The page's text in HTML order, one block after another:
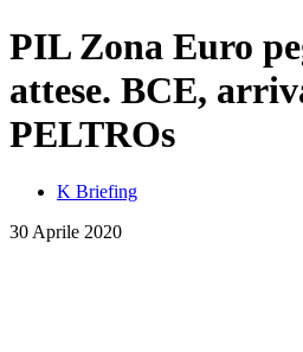
PIL Zona Euro
attese. BCE,
PELTROs
K Briefing
30 Aprile 2020